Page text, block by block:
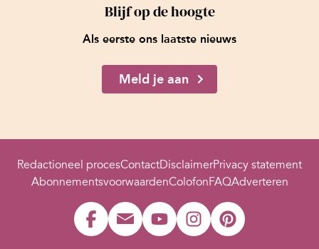
Blijf op de hoogte
Als eerste ons laatste nieuws
Meld je aan
Redactioneel procesContactDisclaimerPrivacy statement
AbonnementsvoorwaardenColofonFAQAdverteren